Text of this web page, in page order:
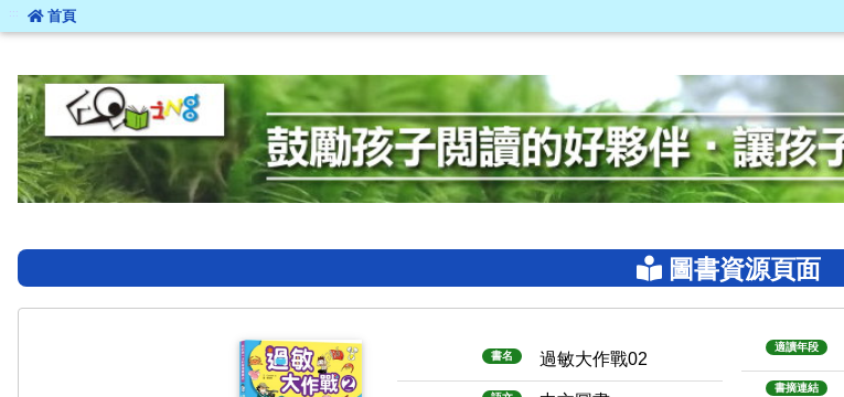
::: 首頁
圖書資源頁面
書名 過敏大作戰02
適讀年段
書摘連結